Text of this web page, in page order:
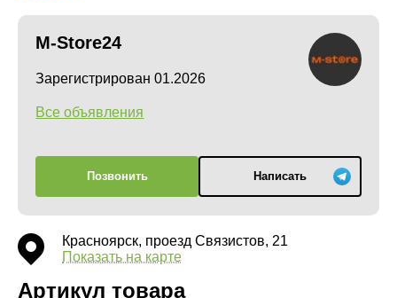
M-Store24
Зарегистрирован 01.2026
Все объявления
Позвонить Написать
Красноярск, проезд Связистов, 21
Показать на карте
Артикул товара